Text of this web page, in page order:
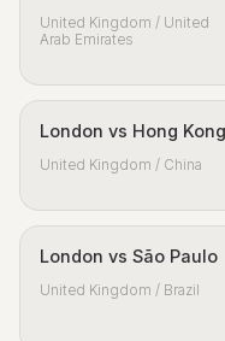
United Kingdom / United
Arab Emirates
London vs Hong Kong
United Kingdom / China
London vs São Paulo
United Kingdom / Brazil